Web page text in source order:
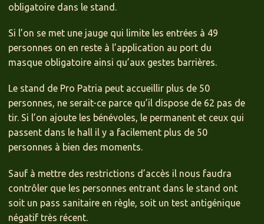
obligatoire dans le stand.
Si l’on se met une jauge qui limite les entrées à 49
personnes on en reste à l’application au port du
masque obligatoire ainsi qu’aux gestes barrières.
Le stand de Pro Patria peut accueillir plus de 50
personnes, ne serait-ce parce qu’il dispose de 62 pas de
tir. Si l’on ajoute les bénévoles, le permanent et ceux qui
passent dans le hall il y a facilement plus de 50
personnes à bien des moments.
Sauf à mettre des restrictions d’accès il nous faudra
contrôler que les personnes entrant dans le stand ont
soit un pass sanitaire en règle, soit un test antigénique
négatif très récent.